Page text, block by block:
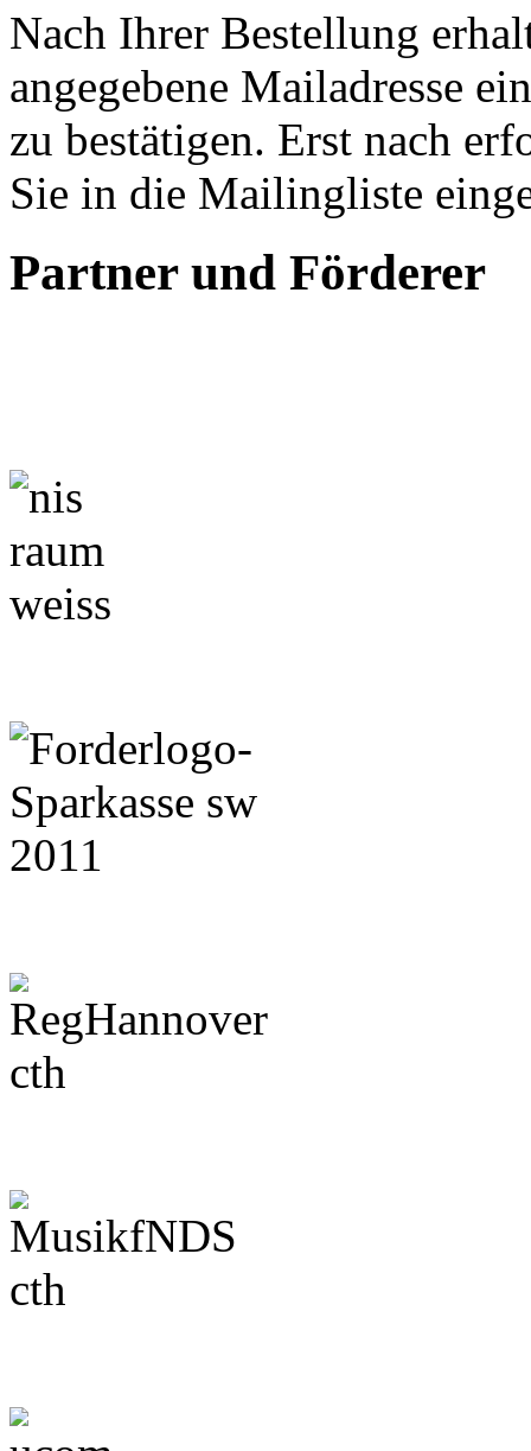
Nach Ihrer Bestellung
angegebene Mailadresse
zu bestätigen. Erst nach
Sie in die Mailingliste
Partner und Förderer